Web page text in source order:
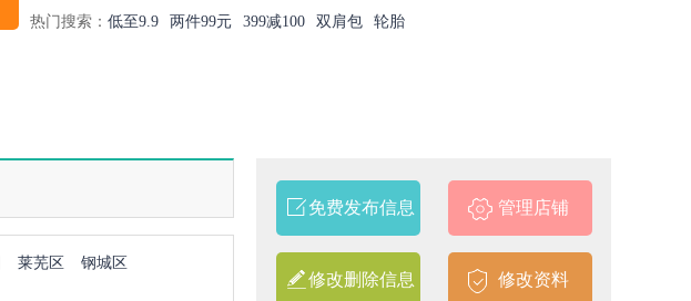
热门搜索： 低至9.9 两件99元 399减100 双肩包 轮胎
莱芜区
钢城区
免费发布信息 管理店铺
修改删除信息 修改资料